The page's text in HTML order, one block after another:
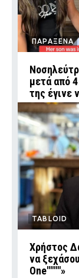
ΠΑΡΑΞΕΝΑ
μετά από
της έγινε
TABLOID
Χρήστος
να
One""""»